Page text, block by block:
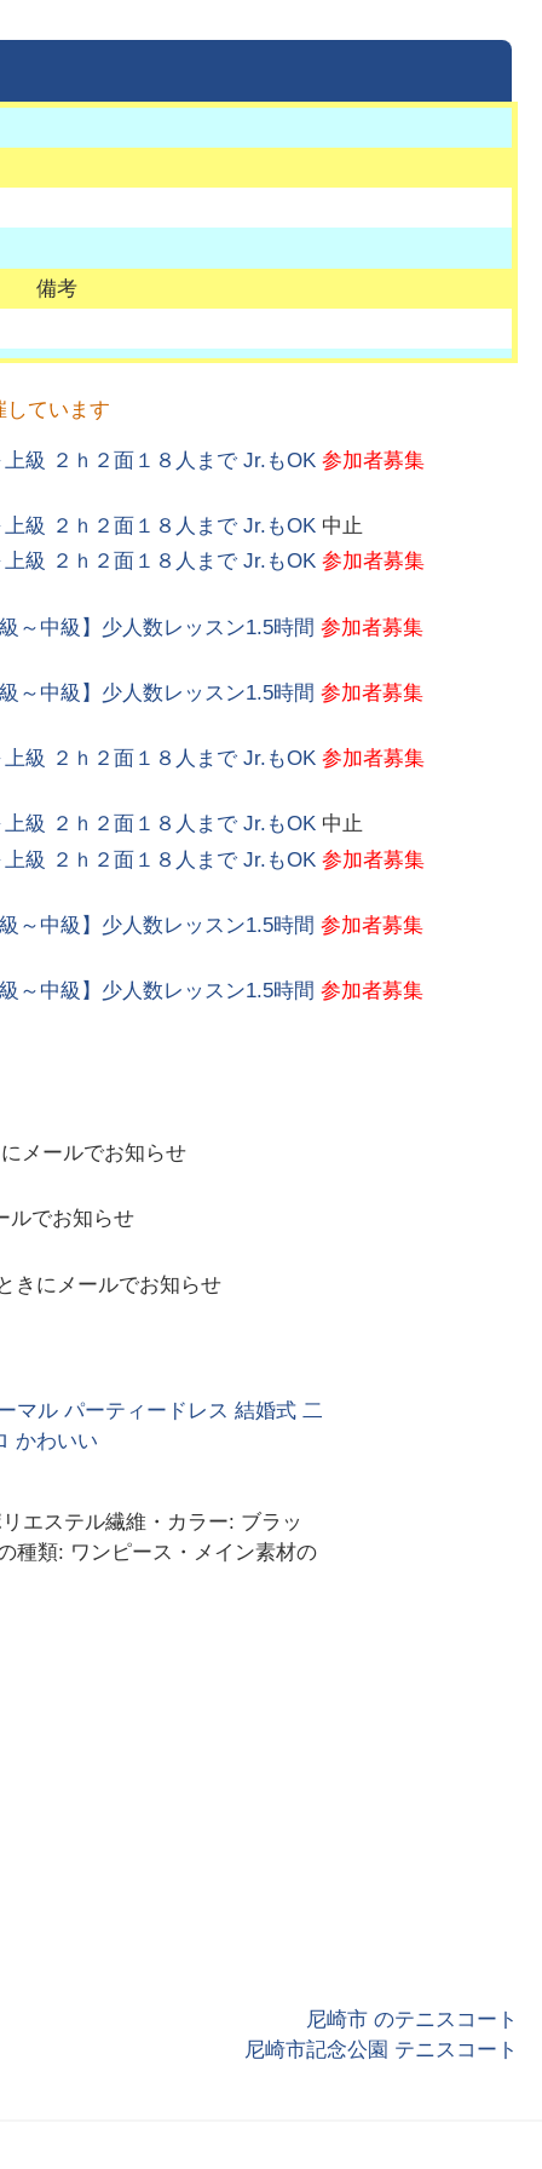
備考
しています
級 ２ｈ２面１８人まで Jr.もOK 参加者募集
級 ２ｈ２面１８人まで Jr.もOK 中止
級 ２ｈ２面１８人まで Jr.もOK 参加者募集
～中級】少人数レッスン1.5時間 参加者募集
～中級】少人数レッスン1.5時間 参加者募集
級 ２ｈ２面１８人まで Jr.もOK 参加者募集
級 ２ｈ２面１８人まで Jr.もOK 中止
級 ２ｈ２面１８人まで Jr.もOK 参加者募集
～中級】少人数レッスン1.5時間 参加者募集
～中級】少人数レッスン1.5時間 参加者募集
メールでお知らせ
ルでお知らせ
きにメールでお知らせ
マル パーティードレス 結婚式 二
かわいい
エステル繊維・カラー: ブラッ
種類: ワンピース・メイン素材の
尼崎市 のテニスコート
尼崎市記念公園 テニスコート